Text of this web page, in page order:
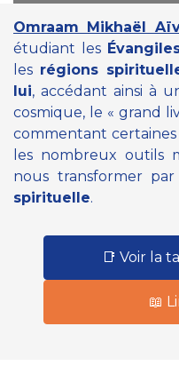
Omraam Mikhaël
étudiant les
les régions
lui, accédant ainsi à
cosmique, le « grand
commentant
les nombreux outils
nous transformer par
spirituelle.
📑 Voir la
📖